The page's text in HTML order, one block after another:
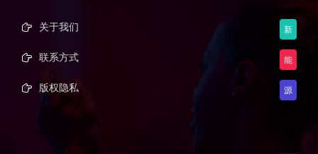
关于我们 新
联系方式 能
版权隐私 源